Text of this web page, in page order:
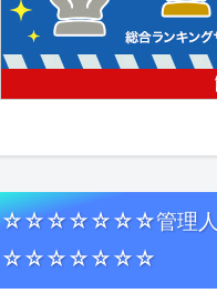
☆☆☆☆☆☆☆管理人
☆☆☆☆☆☆☆